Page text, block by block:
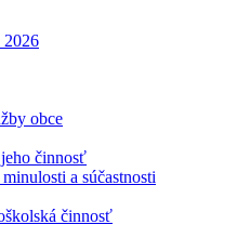
2026
obce
činnosť
a súčastnosti
činnosť